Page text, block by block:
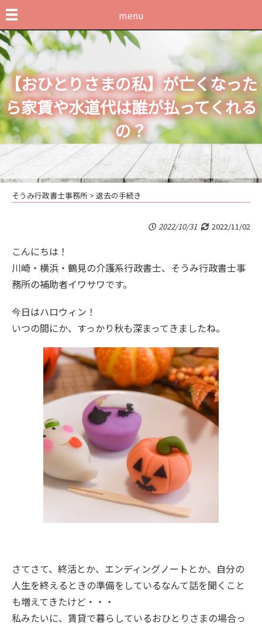
menu
【おひとりさまの私】が亡くなった
ら家賃や水道代は誰が払ってくれる
の？
そうみ行政書士事務所 > 退去の手続き
2022/10/31 2022/11/02
こんにちは！
川崎・横浜・鶴見の介護系行政書士、そうみ行政書士事
務所の補助者イワサワです。
今日はハロウィン！
いつの間にか、すっかり秋も深まってきましたね。
さてさて、終活とか、エンディングノートとか、自分の
人生を終えるときの準備をしているなんて話を聞くこと
も増えてきたけど・・・
私みたいに、賃貸で暮らしているおひとりさまの場合っ